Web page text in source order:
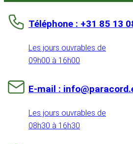
Téléphone : +31 85 13
Les jours ouvrables de
09h00 à 16h00
E-mail :
Les jours ouvrables de
08h30 à 16h30